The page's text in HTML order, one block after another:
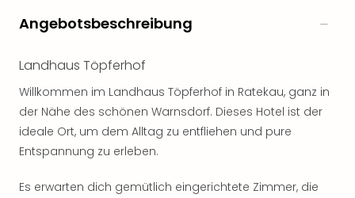
Angebotsbeschreibung
Landhaus Töpferhof
Willkommen im Landhaus Töpferhof in Ratekau, ganz in
der Nähe des schönen Warnsdorf. Dieses Hotel ist der
ideale Ort, um dem Alltag zu entfliehen und pure
Entspannung zu erleben.
Es erwarten dich gemütlich eingerichtete Zimmer, die